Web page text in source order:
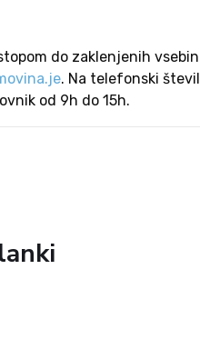
do zaklenjenih
. Na telefonski
od 9h do 15h.